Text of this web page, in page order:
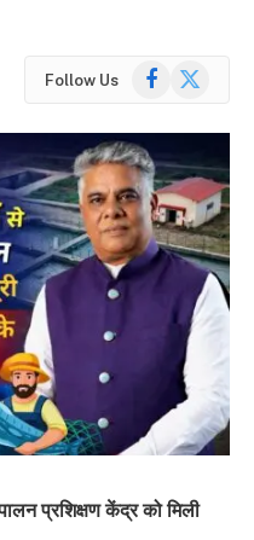
Follow Us Facebook
X
प्रशिक्षण केंद्र को मिली